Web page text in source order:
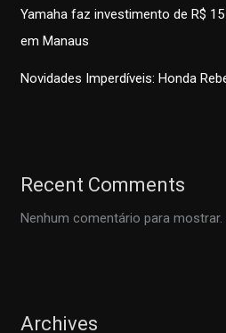
Yamaha faz investimento de R$
em Manaus
Novidades Imperdíveis: Honda
Recent Comments
Nenhum comentário para mostrar.
Archives